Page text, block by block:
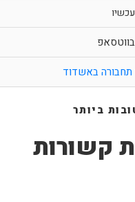
תחבורה באשדוד
ביותר
קשורות